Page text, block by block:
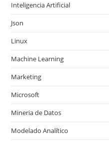
Inteligencia Artificial
Json
Linux
Machine Learning
Marketing
Microsoft
Mineria de Datos
Modelado Analítico